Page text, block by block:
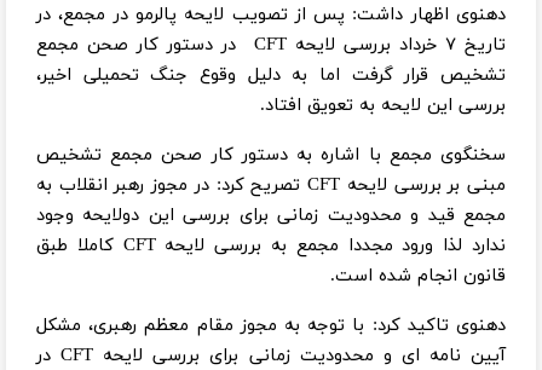
دهنوی اظهار داشت: پس از تصویب لایحه پالرمو در مجمع، در
تاریخ ۷ خرداد بررسی لایحه CFT در دستور کار صحن مجمع
تشخیص قرار گرفت اما به دلیل وقوع جنگ تحمیلی اخیر،
بررسی این لایحه به تعویق افتاد.
سخنگوی مجمع با اشاره به دستور کار صحن مجمع تشخیص
مبنی بر بررسی لایحه CFT تصریح کرد: در مجوز رهبر انقلاب به
مجمع قید و محدودیت زمانی برای بررسی این دولایحه وجود
ندارد لذا ورود مجددا مجمع به بررسی لایحه CFT کاملا طبق
قانون انجام شده است.
دهنوی تاکید کرد: با توجه به مجوز مقام معظم رهبری، مشکل
آیین نامه‌‌ ‌ای و محدودیت زمانی برای بررسی لایحه CFT در